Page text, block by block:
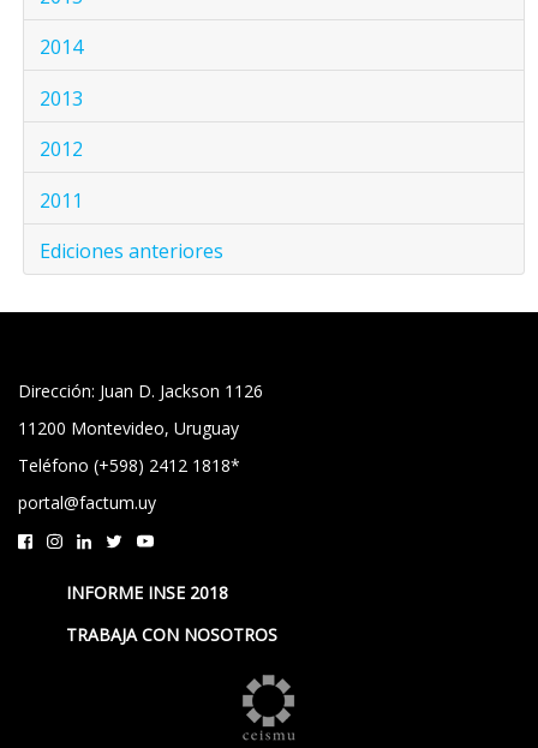
2014
2013
2012
2011
Ediciones anteriores
Dirección: Juan D. Jackson 1126
11200 Montevideo, Uruguay
Teléfono (+598) 2412 1818*
portal@factum.uy
INFORME INSE 2018
TRABAJA CON NOSOTROS